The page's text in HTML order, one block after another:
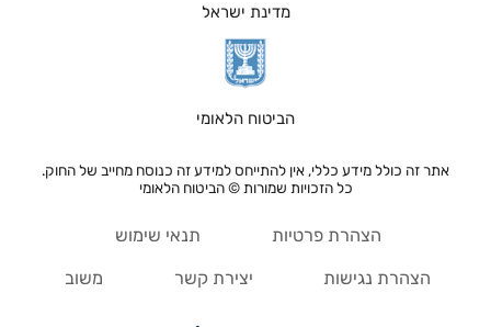
מדינת ישראל
הביטוח הלאומי
אתר זה כולל מידע כללי, אין להתייחס למידע זה כנוסח מחייב של החוק.
כל הזכויות שמורות © הביטוח הלאומי
הצהרת פרטיות תנאי שימוש
הצהרת נגישות יצירת קשר משוב